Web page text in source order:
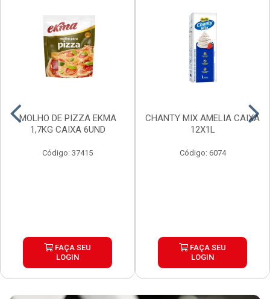
MOLHO DE PIZZA EKMA
1,7KG CAIXA 6UND
Código: 37415
FAÇA SEU
LOGIN
CHANTY MIX AMELIA CAIXA
12X1L
Código: 6074
FAÇA SEU
LOGIN